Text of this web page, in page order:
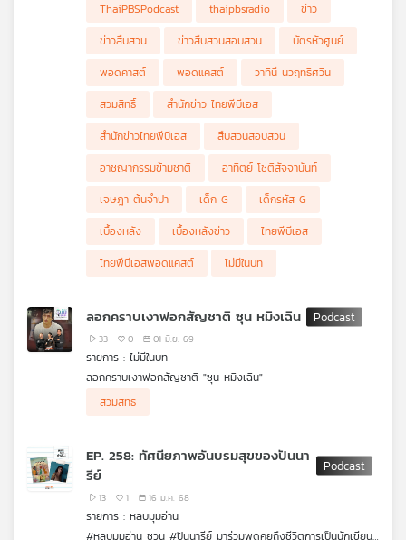
แผนที่
ThaiPBSPodcast
thaipbsradio
ข่าว
ข่าวสืบสวน
ข่าวสืบสวนสอบสวน
บัตรหัวศูนย์
พอดคาสต์
พอดแคสต์
วาทินี นวฤทธิศวิน
สวมสิทธิ์
สำนักข่าว ไทยพีบีเอส
สำนักข่าวไทยพีบีเอส
สืบสวนสอบสวน
อาชญากรรมข้ามชาติ
อาทิตย์ โชติสัจจานันท์
เจษฎา ต้นจำปา
เด็ก G
เด็กรหัส G
เบื้องหลัง
เบื้องหลังข่าว
ไทยพีบีเอส
ไทยพีบีเอสพอดแคสต์
ไม่มีในบท
ลอกคราบเงาฟอกสัญชาติ ซุน หมิงเฉิน
33 0 01 มิ.ย. 69
รายการ : ไม่มีในบท
ลอกคราบเงาฟอกสัญชาติ "ซุน หมิงเฉิน"
จากอุบัติเหตุรถคว่ำสู่การลอกคราบเครือข่ายฟอกสัญชาติไทย เบื้อง
หลังปฏิบัติการ "เผยเงามังกร" กระชากหน้ากาก "ซุน หมิงเฉิน" หรือ
สิทธิทะเบียนราษฎรฟอกสัญชาติ
รายการ ไม่มีในบท ชวนฟังเบื้องหลังที่เป็นยิ่งกว่าข่าวชายชาวจีนฟอก
สวมสิทธิ
EP. 258: ทัศนียภาพอันบรมสุขของปันนา
รีย์
13 1 16 ม.ค. 68
รายการ : หลบมุมอ่าน
#หลบมุมอ่าน ชวน #ปันนารีย์ มาร่วมพูดคุยถึงชีวิตการเป็นนักเขียน